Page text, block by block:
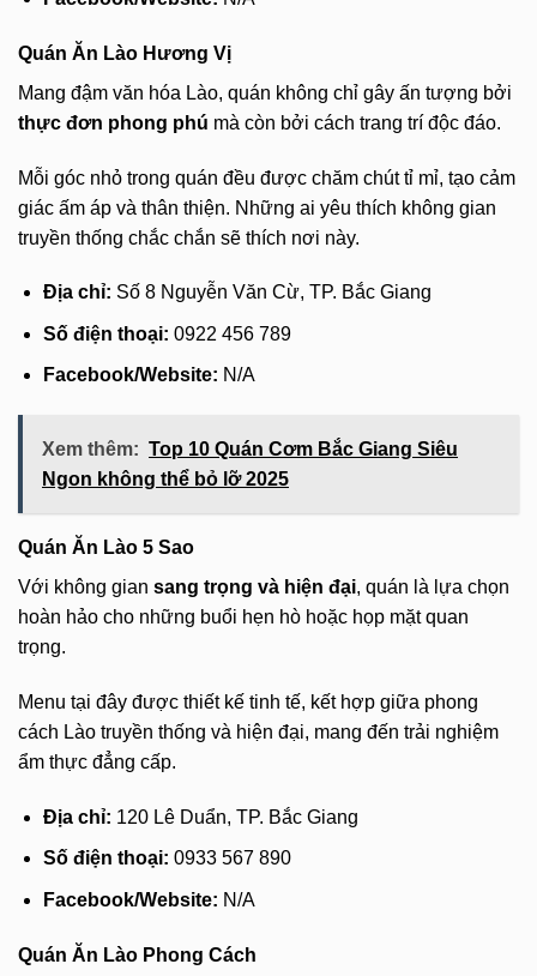
Quán Ăn Lào Hương Vị
Mang đậm văn hóa Lào, quán không chỉ gây ấn tượng bởi
thực đơn phong phú mà còn bởi cách trang trí độc đáo.
Mỗi góc nhỏ trong quán đều được chăm chút tỉ mỉ, tạo cảm
giác ấm áp và thân thiện. Những ai yêu thích không gian
truyền thống chắc chắn sẽ thích nơi này.
Địa chỉ: Số 8 Nguyễn Văn Cừ, TP. Bắc Giang
Số điện thoại: 0922 456 789
Facebook/Website: N/A
Xem thêm: Top 10 Quán Cơm Bắc Giang Siêu
Ngon không thể bỏ lỡ 2025
Quán Ăn Lào 5 Sao
Với không gian sang trọng và hiện đại, quán là lựa chọn
hoàn hảo cho những buổi hẹn hò hoặc họp mặt quan
trọng.
Menu tại đây được thiết kế tinh tế, kết hợp giữa phong
cách Lào truyền thống và hiện đại, mang đến trải nghiệm
ẩm thực đẳng cấp.
Địa chỉ: 120 Lê Duẩn, TP. Bắc Giang
Số điện thoại: 0933 567 890
Facebook/Website: N/A
Quán Ăn Lào Phong Cách